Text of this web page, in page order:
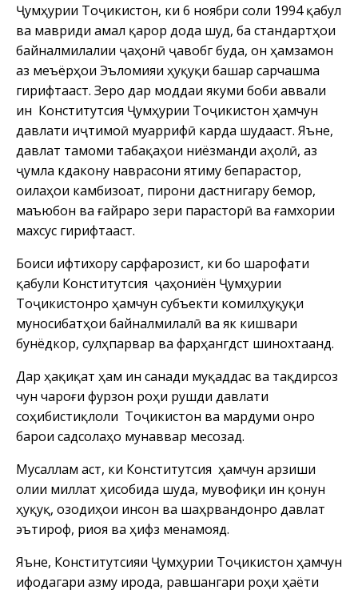
Ҷумҳурии Тоҷикистон, ки 6 ноябри соли 1994 қабул
ва мавриди амал қарор дода шуд, ба стандартҳои
байналмилалии ҷаҳонӣ ҷавобгӯ буда, он ҳамзамон
аз меъёрҳои Эъломияи ҳуқуқи башар сарчашма
гирифтааст. Зеро дар моддаи якуми боби аввали
ин Конститутсия Ҷумҳурии Тоҷикистон ҳамчун
давлати иҷтимоӣ муаррифӣ карда шудааст. Яъне,
давлат тамоми табақаҳои ниёзманди аҳолӣ, аз
ҷумла кӯдакону наврасони ятиму бепарастор,
оилаҳои камбизоат, пирони дастнигару бемор,
маъюбон ва ғайраро зери парасторӣ ва ғамхории
махсус гирифтааст.
Боиси ифтихору сарфарозист, ки бо шарофати
қабули Конститутсия ҷаҳониён Ҷумҳурии
Тоҷикистонро ҳамчун субъекти комилҳуқуқи
муносибатҳои байналмилалӣ ва як кишвари
бунёдкор, сулҳпарвар ва фарҳангдӯст шинохтаанд.
Дар ҳақиқат ҳам ин санади муқаддас ва тақдирсоз
чун чароғи фурӯзон роҳи рушди давлати
соҳибистиқлоли Тоҷикистон ва мардуми онро
барои садсолаҳо мунаввар месозад.
Мусаллам аст, ки Конститутсия ҳамчун арзиши
олии миллат ҳисобида шуда, мувофиқи ин қонун
ҳуқуқ, озодиҳои инсон ва шаҳрвандонро давлат
эътироф, риоя ва ҳифз менамояд.
Яъне, Конститутсияи Ҷумҳурии Тоҷикистон ҳамчун
ифодагари азму ирода, равшангари роҳи ҳаёти